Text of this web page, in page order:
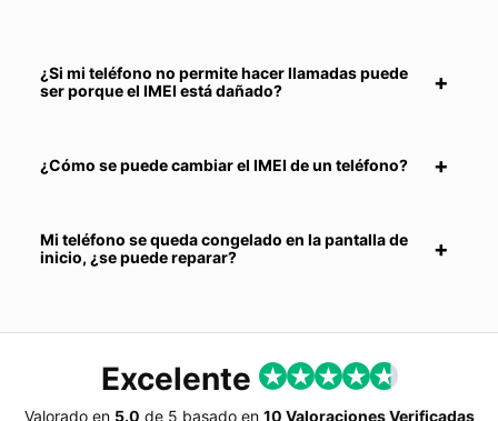
¿Si mi teléfono no permite hacer llamadas puede
ser porque el IMEI está dañado?
¿Cómo se puede cambiar el IMEI de un teléfono?
Mi teléfono se queda congelado en la pantalla de
inicio, ¿se puede reparar?
Excelente
Valorado en 5.0 de 5 basado en 10 Valoraciones Verificadas